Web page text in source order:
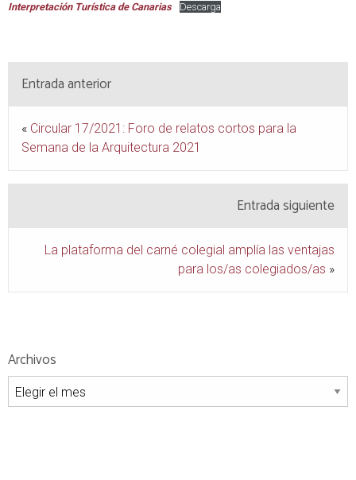
Interpretación Turística de Canarias
Descarga
Entrada anterior
« Circular 17/2021: Foro de relatos cortos para la
Semana de la Arquitectura 2021
Entrada siguiente
La plataforma del carné colegial amplía las ventajas
para los/as colegiados/as »
Archivos
Archivos